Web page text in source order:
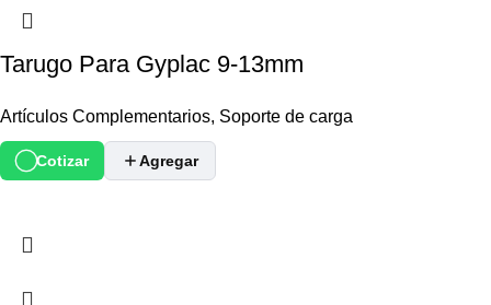
Tarugo Para Gyplac 9-13mm
Artículos Complementarios, Soporte de carga
Cotizar Agregar